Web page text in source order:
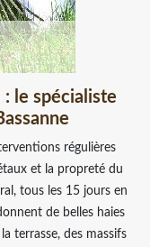
: le spécialiste
régulières
et la propreté du
tous les 15 jours en
de belles haies
terrasse, des massifs